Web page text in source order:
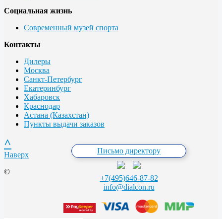
Социальная жизнь
Современный музей спорта
Контакты
Дилеры
Москва
Санкт-Петербург
Екатеринбург
Хабаровск
Краснодар
Астана (Казахстан)
Пункты выдачи заказов
Письмо директору
+7(495)646-87-82
info@dialcon.ru
^
Наверх
©